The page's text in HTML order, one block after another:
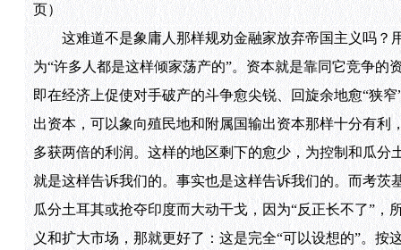
页）
这难道不是象庸人那样规劝金融家放弃帝国主义吗？
为“许多人都是这样倾家荡产的”。资本就是靠同它竞争
即在经济上促使对手破产的斗争愈尖锐、回旋余地愈“狭
出资本，可以象向殖民地和附属国输出资本那样十分有
多获两倍的利润。这样的地区剩下的愈少，为控制和瓜
就是这样告诉我们的。事实也是这样告诉我们的。而考
瓜分土耳其或抢夺印度而大动干戈，因为“反正长不了”
义和扩大市场，那就更好了：这是完全“可以设想的”。